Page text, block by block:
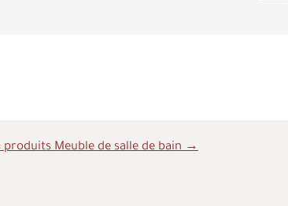
produits Meuble de salle de bain →